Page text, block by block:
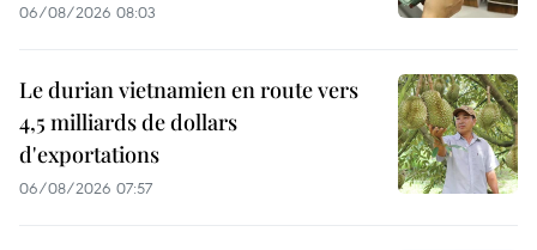
06/08/2026 08:03
Le durian vietnamien en route vers
4,5 milliards de dollars
d'exportations
06/08/2026 07:57